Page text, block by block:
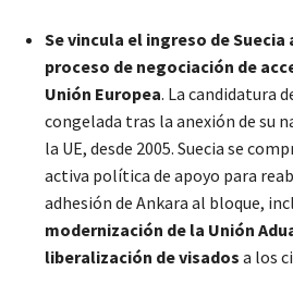
Se vincula el ingreso de Suecia
proceso de negociación de
Unión Europea. La candidatura
congelada tras la anexión de su
la UE, desde 2005. Suecia se
activa política de apoyo para
adhesión de Ankara al bloque,
modernización de la Unión
liberalización de visados a los